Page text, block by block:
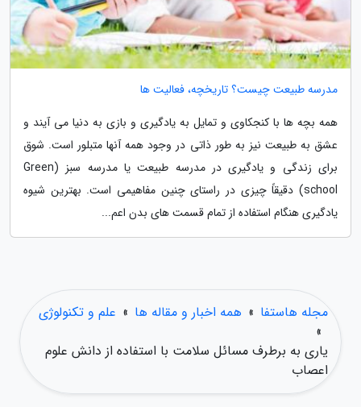
مدرسه طبیعت چیست؟ تاریخچه، فعالیت ها
همه بچه ها با کنجکاوی و تمایل به یادگیری و بازی به دنیا می آیند و
عشق به طبیعت نیز به طور ذاتی در وجود همه آنها متبلور است. شوق
برای زندگی و یادگیری در مدرسه طبیعت یا مدرسه سبز (Green
school) دقیقاً چیزی در راستای چنین مفاهیمی است. بهترین شیوه
یادگیری هنگام استفاده از تمام قسمت های بدن اعم...
مجله هاستفا » همه اخبار و مقاله ها » علم و تکنولوژی
»
یاری به برطرف مسائل سلامت با استفاده از دانش علوم
اعصاب